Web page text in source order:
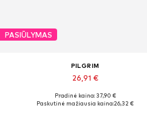
PASIŪLYMAS
PILGRIM
26,91 €
Galimi dydžiai: One Size
Pradinė kaina: 37,90 €
Paskutinė mažiausia kaina:26,32 €